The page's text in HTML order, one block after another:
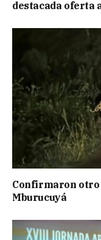
destacada oferta
Confirmaron
Mburucuyá